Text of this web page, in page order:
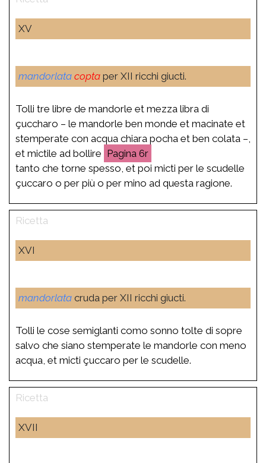
XV
mandorlata copta per XII ricchi giucti.
Tolli tre libre de mandorle et mezza libra di
çuccharo – le mandorle ben monde et macinate et
stemperate con acqua chiara pocha et ben colata –,
et mictile ad bollire
6r
tanto che torne spesso, et poi micti per le scudelle
çuccaro o per più o per mino ad questa ragione.
XVI
mandorlata cruda per XII ricchi giucti.
Tolli le cose semiglanti como sonno tolte di sopre
salvo che siano stemperate le mandorle con meno
acqua, et micti çuccaro per le scudelle.
XVII